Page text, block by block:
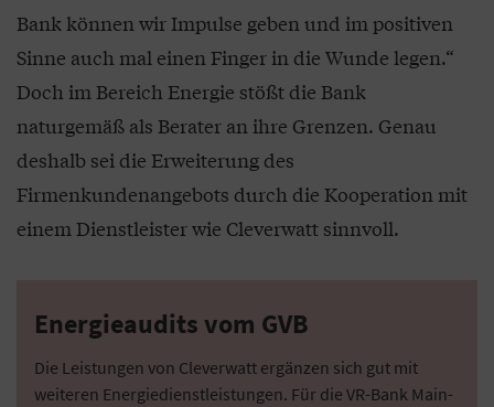
Bank können wir Impulse geben und im positiven
Sinne auch mal einen Finger in die Wunde legen.“
Doch im Bereich Energie stößt die Bank
naturgemäß als Berater an ihre Grenzen. Genau
deshalb sei die Erweiterung des
Firmenkundenangebots durch die Kooperation mit
einem Dienstleister wie Cleverwatt sinnvoll.
Energieaudits vom GVB
Die Leistungen von Cleverwatt ergänzen sich gut mit
weiteren Energiedienstleistungen. Für die VR-Bank Main-